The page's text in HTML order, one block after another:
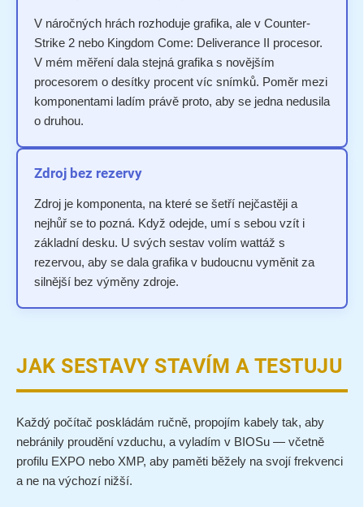
V náročných hrách rozhoduje grafika, ale v Counter-
Strike 2 nebo Kingdom Come: Deliverance II procesor.
V mém měření dala stejná grafika s novějším
procesorem o desítky procent víc snímků. Poměr mezi
komponentami ladím právě proto, aby se jedna nedusila
o druhou.
Zdroj bez rezervy
Zdroj je komponenta, na které se šetří nejčastěji a
nejhůř se to pozná. Když odejde, umí s sebou vzít i
základní desku. U svých sestav volím wattáž s
rezervou, aby se dala grafika v budoucnu vyměnit za
silnější bez výměny zdroje.
JAK SESTAVY STAVÍM A TESTUJU
Každý počítač poskládám ručně, propojím kabely tak, aby
nebránily proudění vzduchu, a vyladím v BIOSu — včetně
profilu EXPO nebo XMP, aby paměti běžely na svojí frekvenci
a ne na výchozí nižší.